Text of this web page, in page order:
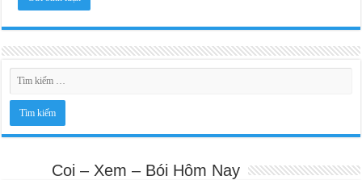
Coi – Xem – Bói Hôm Nay